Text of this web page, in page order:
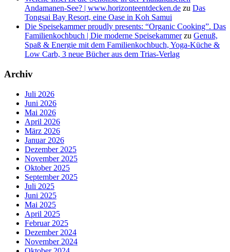
Andamanen-See? | www.horizonteentdecken.de zu Das
Tongsai Bay Resort, eine Oase in Koh Samui
Die Speisekammer proudly presents: “Organic Cooking”. Das
Familienkochbuch | Die moderne Speisekammerzu Genuß,
Spaß & Energie mit dem Familienkochbuch, Yoga-Küche &
Low Carb, 3 neue Bücher aus dem Trias-Verlag
Archiv
Juli 2026
Juni 2026
Mai 2026
April 2026
März 2026
Januar 2026
Dezember 2025
November 2025
Oktober 2025
September 2025
Juli 2025
Juni 2025
Mai 2025
April 2025
Februar 2025
Dezember 2024
November 2024